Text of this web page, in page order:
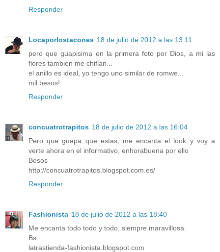
Responder
Locaporlostacones 18 de julio de 2012 a las 13:11
pero que guapisima en la primera foto por Dios, a mi las
flores tambien me chiflan...
el anillo es ideal, yo tengo uno similar de romwe...
mil besos!
Responder
concuatrotrapitos 18 de julio de 2012 a las 16:04
Pero que guapa que estas, me encanta el look y voy a
verte ahora en el informativo, enhorabuena por ello
Besos
http://concuatrotrapitos.blogspot.com.es/
Responder
Fashionista 18 de julio de 2012 a las 18:40
Me encanta todo todo y todo, siempre maravillosa.
Bs.
latrastienda-fashionista.blogspot.com